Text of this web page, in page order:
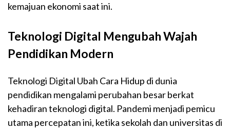
kemajuan ekonomi saat ini.
Teknologi Digital Mengubah Wajah
Pendidikan Modern
Teknologi Digital Ubah Cara Hidup di dunia
pendidikan mengalami perubahan besar berkat
kehadiran teknologi digital. Pandemi menjadi pemicu
utama percepatan ini, ketika sekolah dan universitas di